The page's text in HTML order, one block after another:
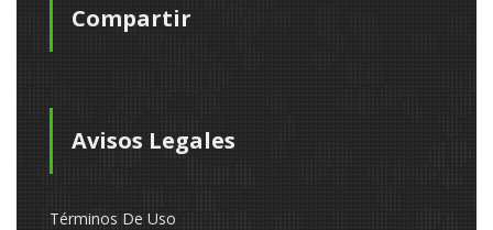
Compartir
Avisos Legales
Términos De Uso